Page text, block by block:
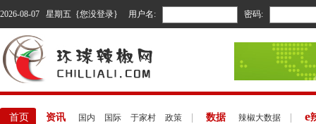
2026-08-07 星期五 {您没登录} 用户名: 密码:
首页 资讯 国内 国际 于家村 政策 数据 辣椒大数据 e